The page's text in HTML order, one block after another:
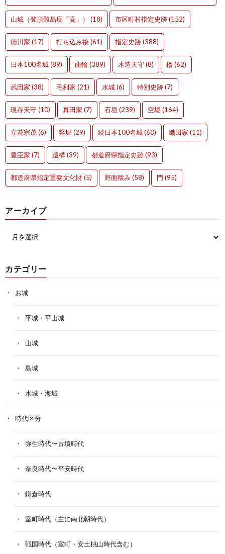
山城（登頂難易度「高」） (18) 市区町村指定史跡(152)
徳川家 (17) 打ち込み接(61) 指定史跡(388)
日本100名城(89) 曲輪(389) 木造天守(8) 櫓(62)
武田家 (38) 毛利家 (21) 水城(6) 特別史跡(7)
現存天守(10) 真田家 (7) 石垣 (239) 空堀 (164)
立花宗茂(6) 竪堀 (29) 続日本100名城(60) 織田家 (11)
豊臣家 (7) 遺構(39) 都道府県指定史跡(93)
都道府県指定重要文化財(5) 野面積み(58) 門 (95)
アーカイブ
カテゴリー
お城
平城・平山城
山城
島城
水城・海城
時代区分
弥生時代〜古墳時代
奈良時代〜平安時代
鎌倉時代
室町時代（主に南北朝時代）
戦国時代（室町・安土桃山時代含む）